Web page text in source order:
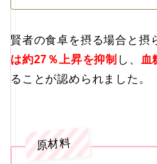
賢者の食卓を摂る場合と摂
は約27％上昇を抑制 し、 血
ることが認められました。
原材料